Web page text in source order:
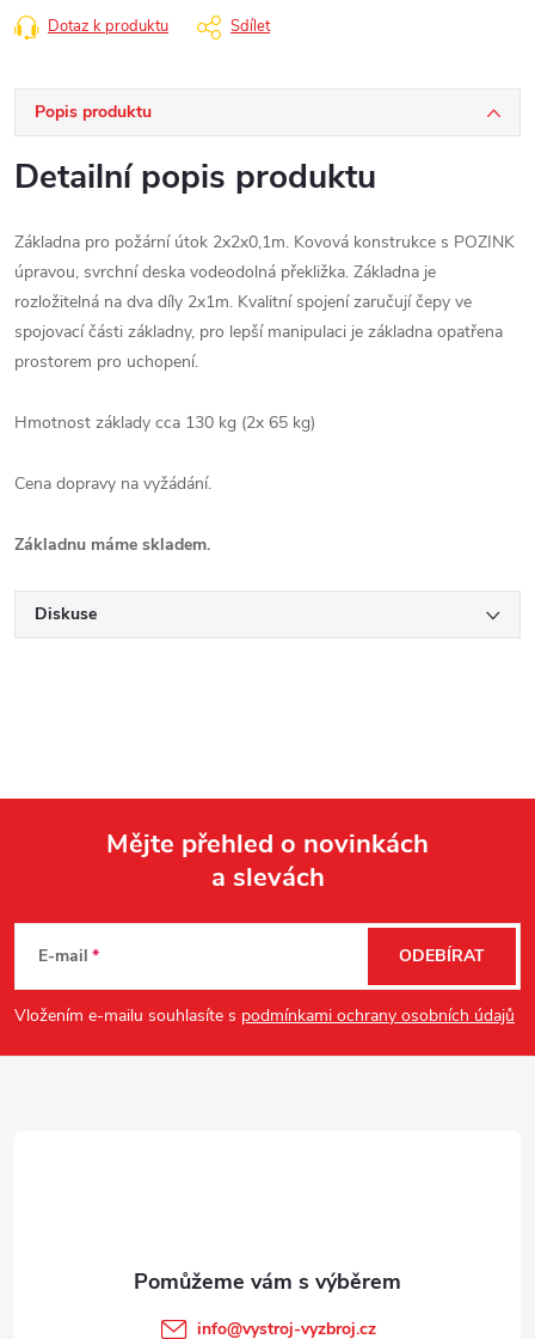
Dotaz k produktu Sdílet
Popis produktu
Detailní popis produktu
Základna pro požární útok 2x2x0,1m. Kovová konstrukce s POZINK
úpravou, svrchní deska vodeodolná překližka. Základna je
rozložitelná na dva díly 2x1m. Kvalitní spojení zaručují čepy ve
spojovací části základny, pro lepší manipulaci je základna opatřena
prostorem pro uchopení.
Hmotnost základy cca 130 kg (2x 65 kg)
Cena dopravy na vyžádání.
Základnu máme skladem.
Diskuse
p
a
Mějte přehled o novinkách
a slevách
E-mail
Vložením e-mailu souhlasíte s podmínkami ochrany osobních údajů
ODEBÍRAT
info@vystroj-vyzbroj.cz